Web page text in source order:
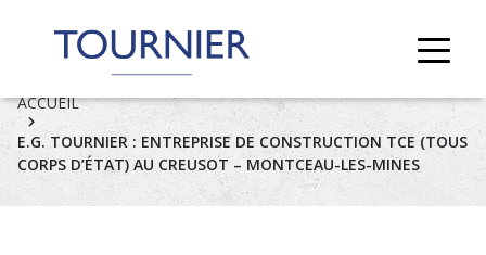
ACCUEIL
E.G. TOURNIER : ENTREPRISE DE CONSTRUCTION TCE (TOUS
CORPS D’ÉTAT) AU CREUSOT – MONTCEAU-LES-MINES